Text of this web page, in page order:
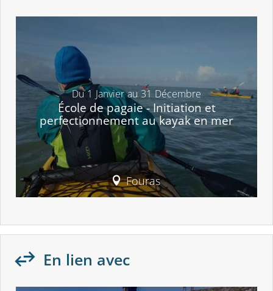
Du 1 Janvier au 31 Décembre
École de pagaie - Initiation et
perfectionnement au kayak en mer
Fouras
En lien avec